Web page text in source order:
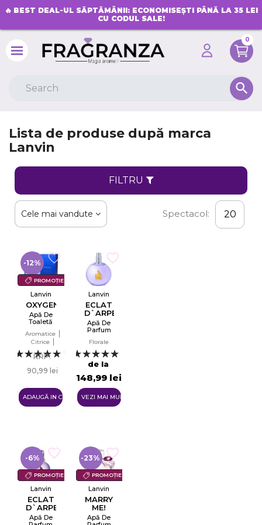
🔥 BEST DEAL-UL SĂPTĂMÂNII: ECONOMISEȘTI PÂNĂ LA 35 LEI
CU CODUL SALE!
0
search
Lista de produse după marca
Lanvin
FILTRU
Cele mai vandute Spectacol: 20
PROMOȚIE
-12%
Lanvin
OXYGENE
Apă De
Toaletă
Aromatice
Citrice
Lemnoase
1
RRP:
90,99 lei
ADAUGĂ IN COŞ
Lanvin
ECLAT
D`ARPEGE
Apă De
Parfum
EDP
Florale
de la
148,99 lei
VEZI MAI MULTE
PROMOȚIE
-6%
Lanvin
ECLAT
D`ARPEGE
Apă De
PROMOȚIE
-23%
Lanvin
MARRY
ME!
Apă De